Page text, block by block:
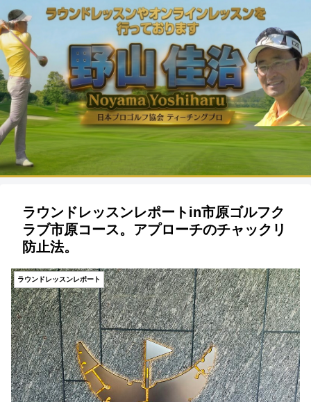
ラウンドレッスンレポートin市原ゴルフク
ラブ市原コース。アプローチのチャックリ
防止法。
ラウンドレッスンレポート